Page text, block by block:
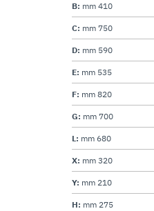
B: mm 410
C: mm 750
D: mm 590
E: mm 535
F: mm 820
G: mm 700
L: mm 680
X: mm 320
Y: mm 210
H: mm 275